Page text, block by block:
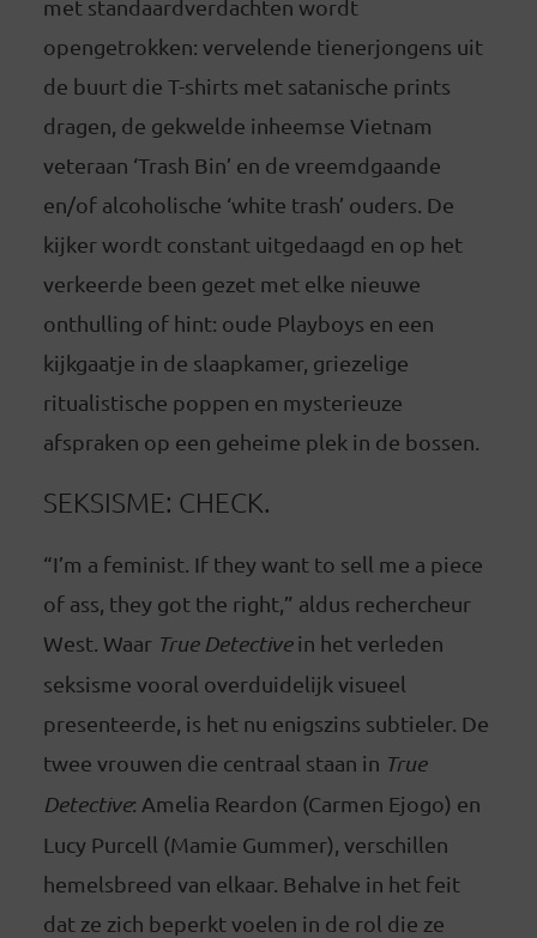
met standaardverdachten wordt
opengetrokken: vervelende tienerjongens uit
de buurt die T-shirts met satanische prints
dragen, de gekwelde inheemse Vietnam
veteraan ‘Trash Bin’ en de vreemdgaande
en/of alcoholische ‘white trash’ ouders. De
kijker wordt constant uitgedaagd en op het
verkeerde been gezet met elke nieuwe
onthulling of hint: oude Playboys en een
kijkgaatje in de slaapkamer, griezelige
ritualistische poppen en mysterieuze
afspraken op een geheime plek in de bossen.
SEKSISME: CHECK.
“I’m a feminist. If they want to sell me a piece
of ass, they got the right,” aldus rechercheur
West. Waar True Detectivein het verleden
seksisme vooral overduidelijk visueel
presenteerde, is het nu enigszins subtieler. De
twee vrouwen die centraal staan in True
Detective: Amelia Reardon (Carmen Ejogo) en
Lucy Purcell (Mamie Gummer), verschillen
hemelsbreed van elkaar. Behalve in het feit
dat ze zich beperkt voelen in de rol die ze